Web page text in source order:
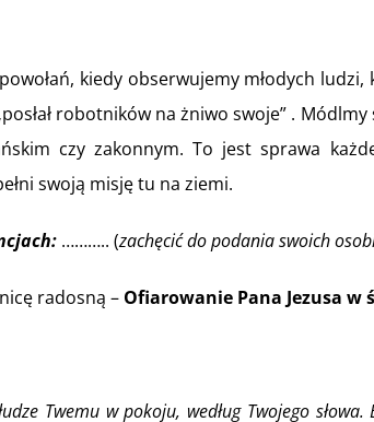
kiedy obserwujemy młodych
robotników na żniwo swoje” .
czy zakonnym. To jest sprawa
swoją misję tu na ziemi.
……….. (zachęcić do podania swoich
radosną – Ofiarowanie Pana Jezusa w
Twemu w pokoju, według Twojego